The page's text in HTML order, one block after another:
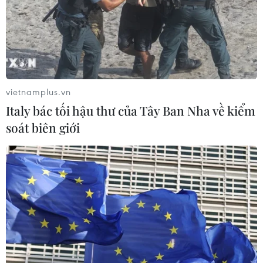
03/08/2026 07:21
Xem thêm
CƠ QUAN CHỦ QUẢN: THÔNG TẤN XÃ VIỆT NAM
Tổng Biên tập: TRẦN TIẾN DUẨN
Phó Tổng Biên tập: NGUYỄN THỊ TÁM, KHÚC THANH
THỦY
Sở hữu trí tuệ
Quy định sử dụng
RSS
Hỗ trợ
vietnamplus.vn
Italy bác tối hậu thư của Tây Ban Nha về kiểm
soát biên giới